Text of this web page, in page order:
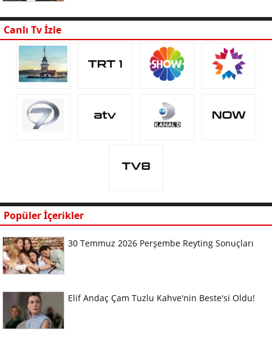
Canlı Tv İzle
Popüler İçerikler
30 Temmuz 2026 Perşembe Reyting Sonuçları
Elif Andaç Çam Tuzlu Kahve'nin Beste'si Oldu!